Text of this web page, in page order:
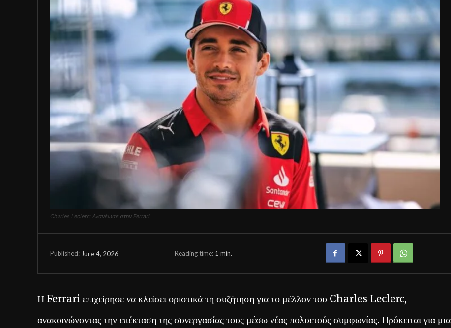
Charles Leclerc: Ανανέωσε στην Ferrari
Published: June 4, 2026 Reading time: 1 min.
Η Ferrari επιχείρησε να κλείσει οριστικά τη συζήτηση για το μέλλον του Charles Leclerc,
ανακοινώνοντας την επέκταση της συνεργασίας τους μέσω νέας πολυετούς συμφωνίας. Πρόκειται για μια